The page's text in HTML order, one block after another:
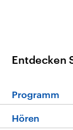
Entdecken
Programm
Hören